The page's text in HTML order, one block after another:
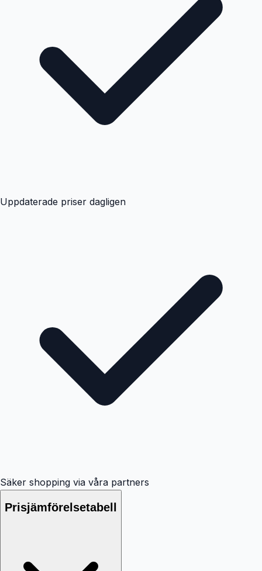
Uppdaterade priser dagligen
Säker shopping via våra partners
Prisjämförelsetabell